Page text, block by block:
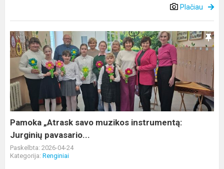
Plačiau
Pamoka
„Atrask
savo
muzikos
instrumentą:
Jurginių
pavasario...
Pamoka „Atrask savo muzikos instrumentą:
Jurginių pavasario...
Paskelbta: 2026-04-24
Kategorija: Renginiai